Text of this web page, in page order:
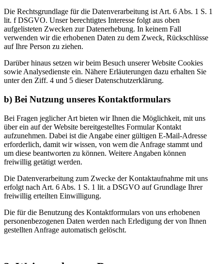
Die Rechtsgrundlage für die Datenverarbeitung ist Art. 6 Abs. 1 S. 1
lit. f DSGVO. Unser berechtigtes Interesse folgt aus oben
aufgelisteten Zwecken zur Datenerhebung. In keinem Fall
verwenden wir die erhobenen Daten zu dem Zweck, Rückschlüsse
auf Ihre Person zu ziehen.
Darüber hinaus setzen wir beim Besuch unserer Website Cookies
sowie Analysedienste ein. Nähere Erläuterungen dazu erhalten Sie
unter den Ziff. 4 und 5 dieser Datenschutzerklärung.
b) Bei Nutzung unseres Kontaktformulars
Bei Fragen jeglicher Art bieten wir Ihnen die Möglichkeit, mit uns
über ein auf der Website bereitgestelltes Formular Kontakt
aufzunehmen. Dabei ist die Angabe einer gültigen E-Mail-Adresse
erforderlich, damit wir wissen, von wem die Anfrage stammt und
um diese beantworten zu können. Weitere Angaben können
freiwillig getätigt werden.
Die Datenverarbeitung zum Zwecke der Kontaktaufnahme mit uns
erfolgt nach Art. 6 Abs. 1 S. 1 lit. a DSGVO auf Grundlage Ihrer
freiwillig erteilten Einwilligung.
Die für die Benutzung des Kontaktformulars von uns erhobenen
personenbezogenen Daten werden nach Erledigung der von Ihnen
gestellten Anfrage automatisch gelöscht.